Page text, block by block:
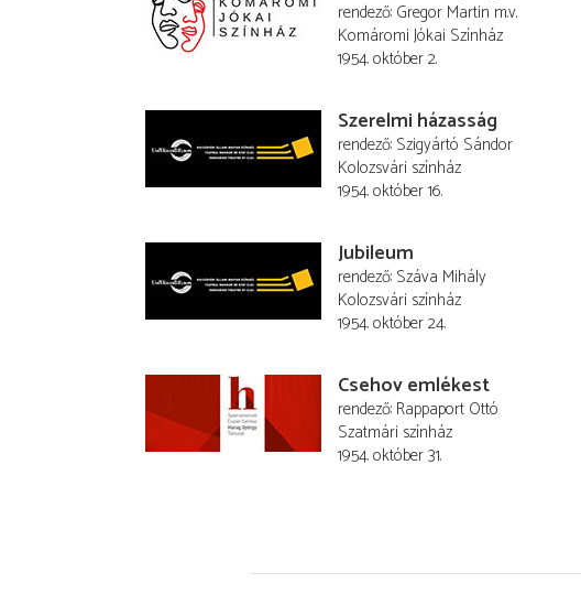
rendező Gregor Martin m.v.
Komáromi Jókai Színház
1954. október 2.
Szerelmi házasság
rendező Szigyártó Sándor
Kolozsvári színház
1954. október 16.
Jubileum
rendező Száva Mihály
Kolozsvári színház
1954. október 24.
Csehov emlékest
rendező Rappaport Ottó
Szatmári színház
1954. október 31.